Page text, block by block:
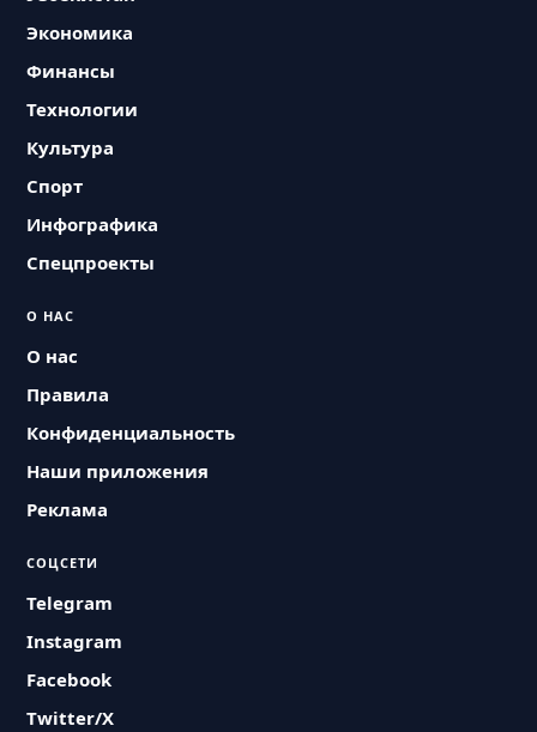
Экономика
Финансы
Технологии
Культура
Спорт
Инфографика
Спецпроекты
О НАС
О нас
Правила
Конфиденциальность
Наши приложения
Реклама
СОЦСЕТИ
Telegram
Instagram
Facebook
Twitter/X